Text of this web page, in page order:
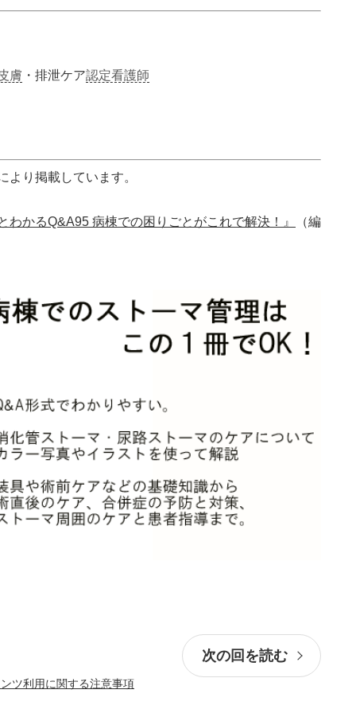
膚 ・排泄ケア認定看護師
より掲載しています。
かるQ&A95 病棟での困りごとがこれで解決！』 （編
次の回を読む
ツ利用に関する注意事項